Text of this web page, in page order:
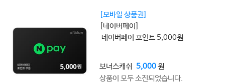
[모바일 상품권]
[네이버페이]
네이버페이 포인트 5,000원
보너스캐쉬 5,000원
상품이 모두 소진되었습니다.